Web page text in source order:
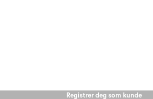
Registrer deg som kunde